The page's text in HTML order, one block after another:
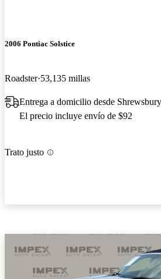
2006 Pontiac Solstice
Roadster 53,135 millas
Entrega a domicilio desde
El precio incluye envío de $92
Trato justo